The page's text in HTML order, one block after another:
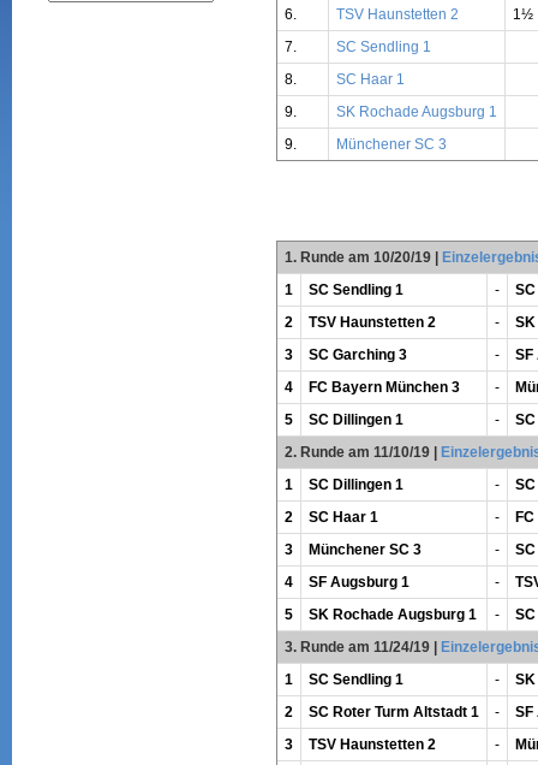
6.
TSV Haunstetten 2
1½
7.
SC Sendling 1
8.
SC Haar 1
9.
SK Rochade Augsburg 1
9.
Münchener SC 3
1. Runde am 10/20/19|
1
SC Sendling 1 -
2
TSV Haunstetten 2 -
3
SC Garching 3 -
SF
4
FC Bayern München 3 -
5
SC Dillingen 1 -
2. Runde am 11/10/19|
1
SC Dillingen 1 -
2
SC Haar 1 -
3
Münchener SC 3 -
4
SF Augsburg 1 -
5
SK Rochade Augsburg 1 -
3. Runde am 11/24/19|
1
SC Sendling 1 -
2
SC Roter Turm Altstadt 1 -
SF
3
TSV Haunstetten 2 -